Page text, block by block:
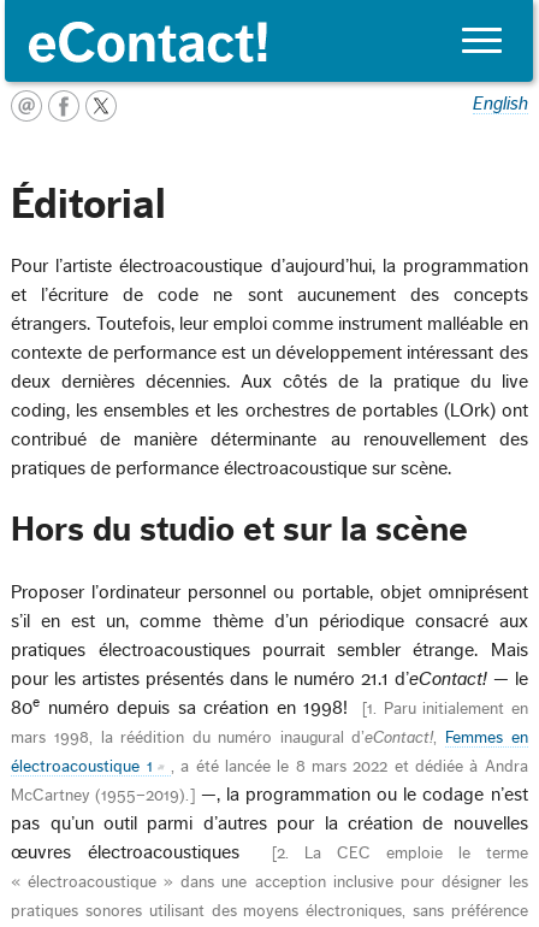
Toggle
English
Éditorial
Pour l’artiste électroacoustique d’aujourd’hui, la programmation
et l’écriture de code ne sont aucunement des concepts
étrangers. Toutefois, leur emploi comme instrument malléable en
contexte de performance est un développement intéressant des
deux dernières décennies. Aux côtés de la pratique du live
coding, les ensembles et les orchestres de portables (LOrk) ont
contribué de manière déterminante au renouvellement des
pratiques de performance électroacoustique sur scène.
Hors du studio et sur la scène
Proposer l’ordinateur personnel ou portable, objet omniprésent
s’il en est un, comme thème d’un périodique consacré aux
pratiques électroacoustiques pourrait sembler étrange. Mais
pour les artistes présentés dans le numéro 21.1 d’eContact!— le
80e numéro depuis sa création en 1998! [1. Paru initialement en
mars 1998, la réédition du numéro inaugural d’eContact!,
Femmes en
électroacoustique 1
, a été lancée le 8 mars 2022 et dédiée à Andra
McCartney (1955–2019). ]—, la programmation ou le codage n’est
pas qu’un outil parmi d’autres pour la création de nouvelles
œuvres électroacoustiques
[2. La CEC emploie le terme
« électroacoustique » dans une acception inclusive pour désigner les
pratiques sonores utilisant des moyens électroniques, sans préférence